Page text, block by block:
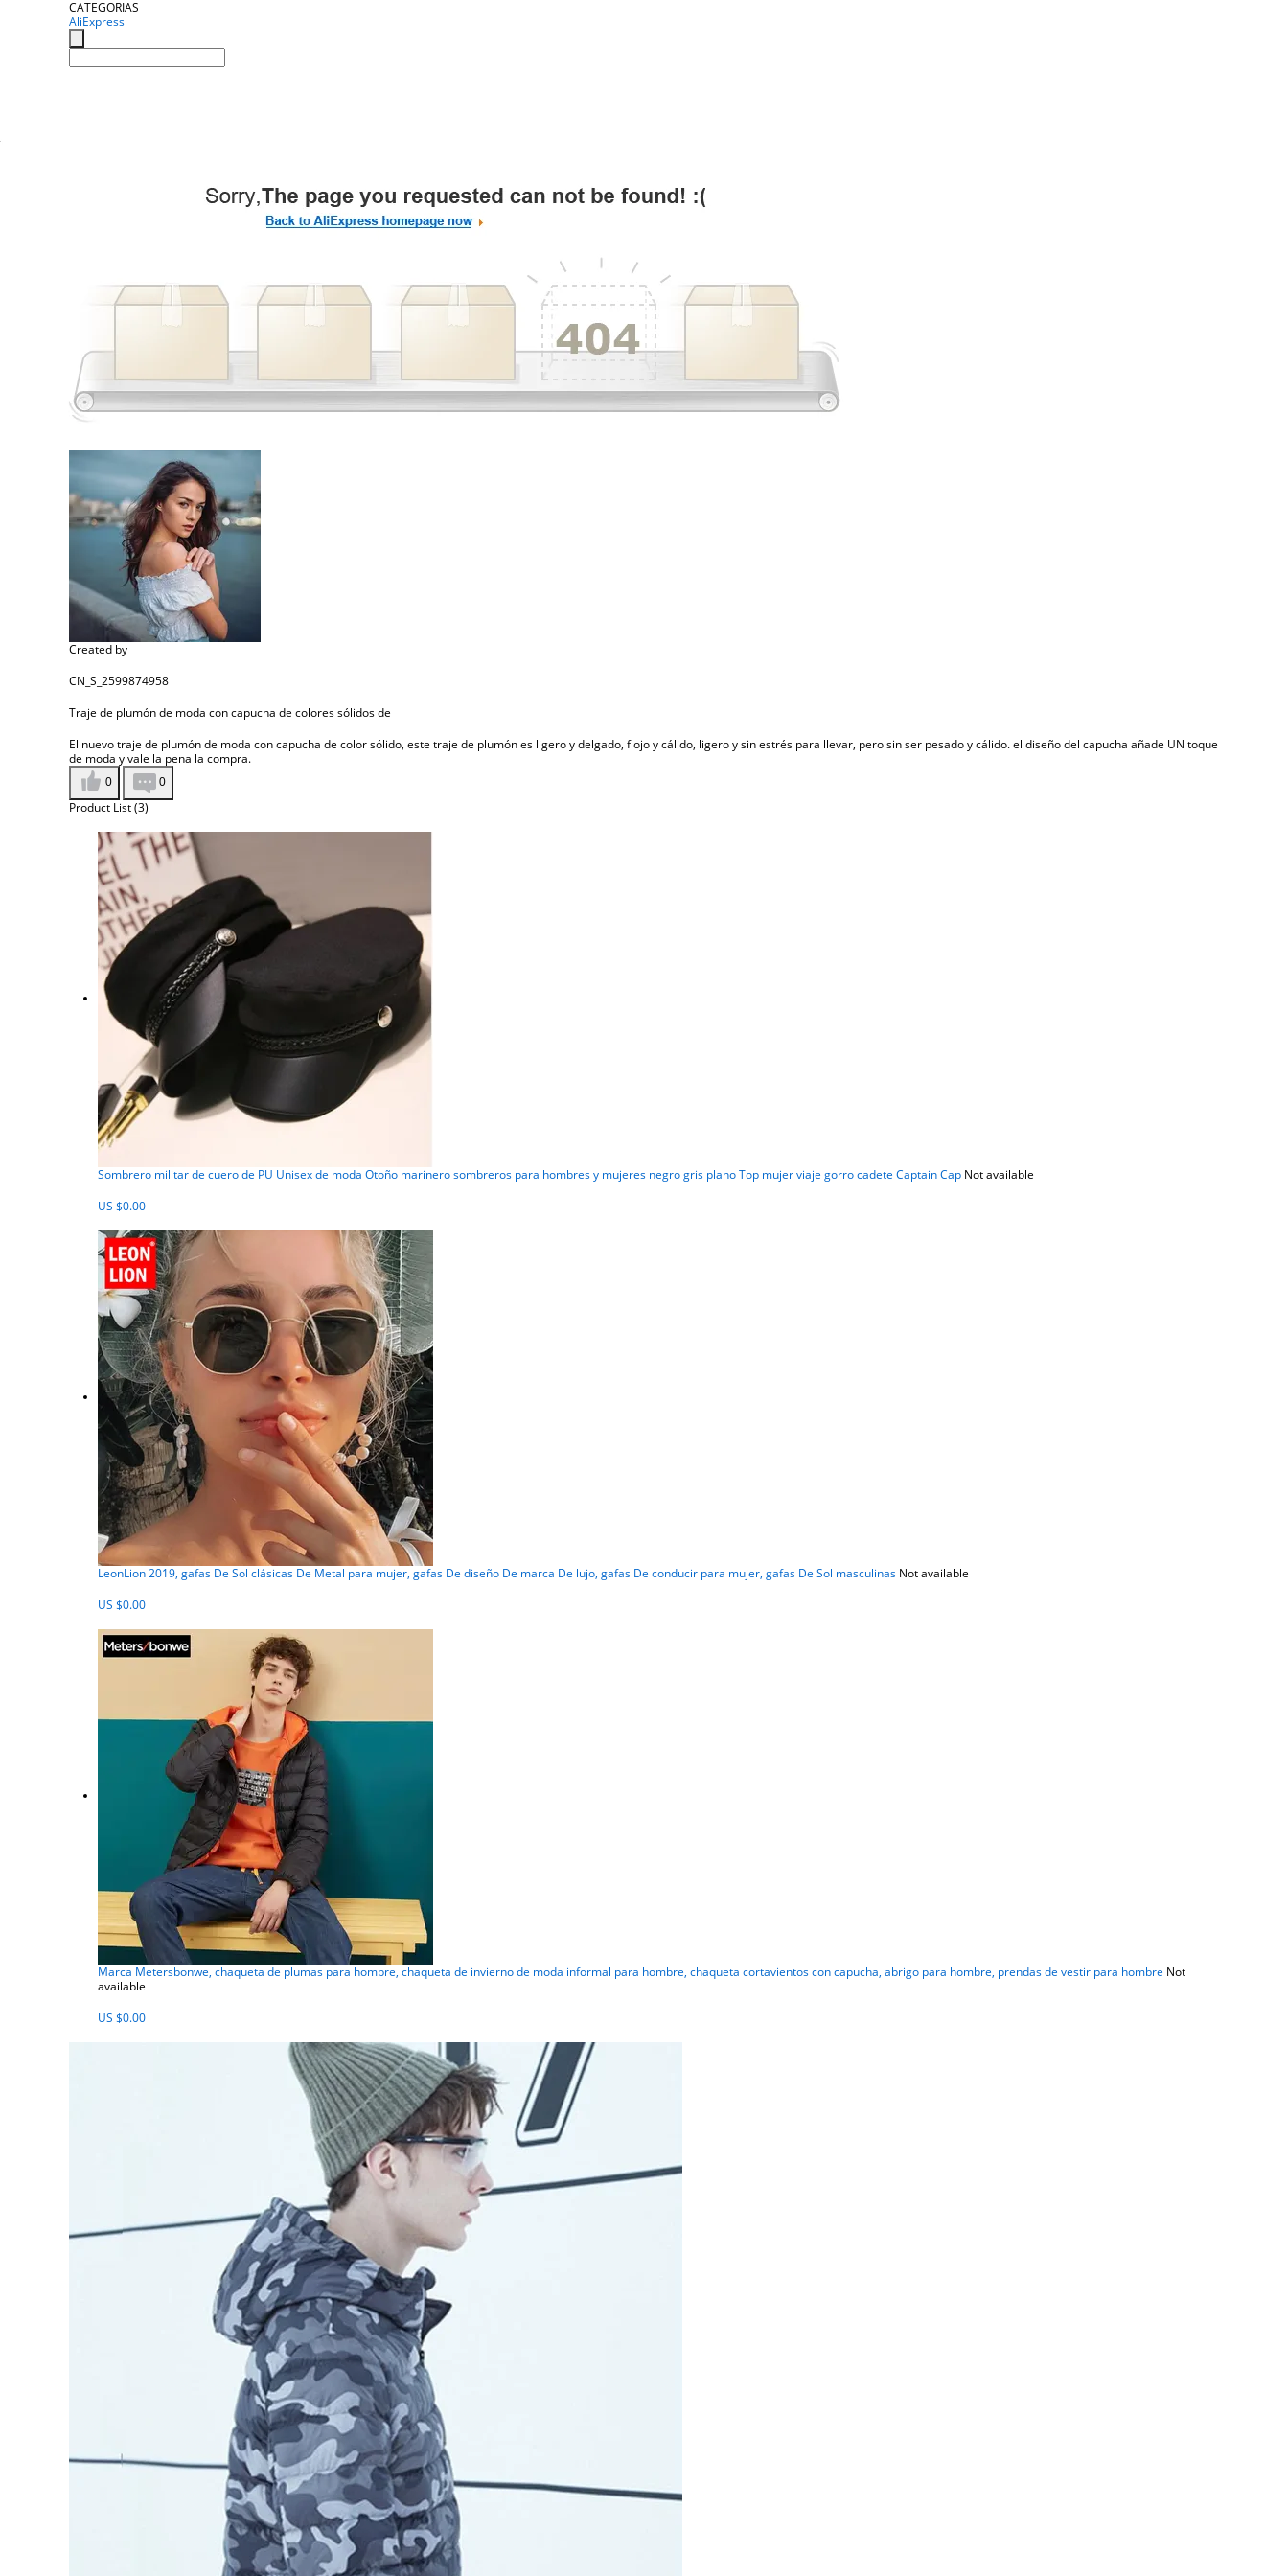
CATEGORIAS
AliExpress
Created by
CN_S_2599874958
Traje de plumón de moda con capucha de colores sólidos de
El nuevo traje de plumón de moda con capucha de color sólido, este traje de plumón es ligero y delgado, flojo y cálido, ligero y sin estrés para llevar, pero sin ser pesado y cálido. el diseño del capucha añade UN toque
de moda y vale la pena la compra.
0 0
Product List (3)
Sombrero militar de cuero de PU Unisex de moda Otoño marinero sombreros para hombres y mujeres negro gris plano Top mujer viaje gorro cadete Captain Cap Not available
US $0.00
LeonLion 2019, gafas De Sol clásicas De Metal para mujer, gafas De diseño De marca De lujo, gafas De conducir para mujer, gafas De Sol masculinas Not available
US $0.00
Marca Metersbonwe, chaqueta de plumas para hombre, chaqueta de invierno de moda informal para hombre, chaqueta cortavientos con capucha, abrigo para hombre, prendas de vestir para hombre Not
available
US $0.00